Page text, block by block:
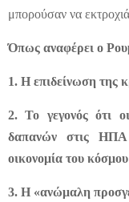
μπορούσαν να
Όπως αναφέρει ο
1. Η επιδείνωση της
2. Το γεγονός ότι
δαπανών στις ΗΠΑ
οικονομία του
3. Η «ανώμαλη